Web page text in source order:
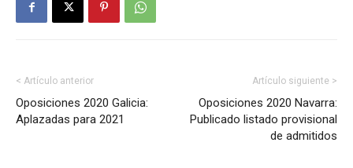
< Artículo anterior
Oposiciones 2020 Galicia:
Aplazadas para 2021
Artículo siguiente >
Oposiciones 2020 Navarra:
Publicado listado provisional
de admitidos